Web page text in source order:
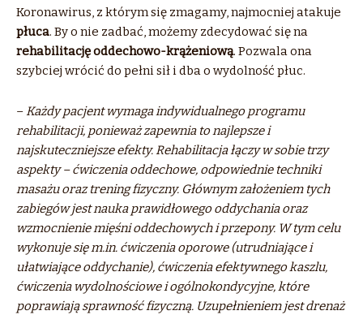
Koronawirus, z którym się zmagamy, najmocniej atakuje
płuca. By o nie zadbać, możemy zdecydować się na
rehabilitację oddechowo-krążeniową. Pozwala ona
szybciej wrócić do pełni sił i dba o wydolność płuc.
–Każdy pacjent wymaga indywidualnego programu
rehabilitacji, ponieważ zapewnia to najlepsze i
najskuteczniejsze efekty. Rehabilitacja łączy w sobie trzy
aspekty – ćwiczenia oddechowe, odpowiednie techniki
masażu oraz trening fizyczny. Głównym założeniem tych
zabiegów jest nauka prawidłowego oddychania oraz
wzmocnienie mięśni oddechowych i przepony. W tym celu
wykonuje się m.in. ćwiczenia oporowe (utrudniające i
ułatwiające oddychanie), ćwiczenia efektywnego kaszlu,
ćwiczenia wydolnościowe i ogólnokondycyjne, które
poprawiają sprawność fizyczną. Uzupełnieniem jest drenaż